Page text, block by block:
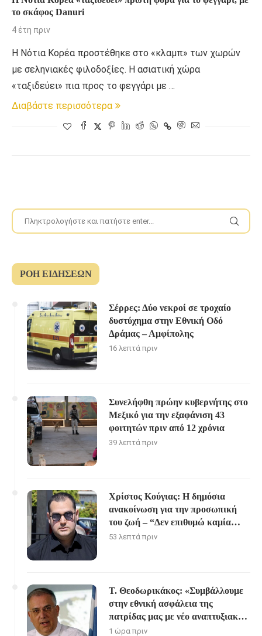
το σκάφος Danuri
4 έτη πριν
Η Νότια Κορέα προστέθηκε στο «κλαμπ» των χωρών
με σεληνιακές φιλοδοξίες. Η ασιατική χώρα
«ταξιδεύει» πια προς το φεγγάρι με …
Διαβάστε περισσότερα
ΡΟΉ ΕΙΔΉΣΕΩΝ
Σέρρες: Δύο νεκροί σε τροχαίο
δυστύχημα στην Εθνική Οδό
Δράμας – Αμφίπολης
16 λεπτά πριν
Συνελήφθη πρώην κυβερνήτης στο
Μεξικό για την εξαφάνιση 43
φοιτητών πριν από 12 χρόνια
39 λεπτά πριν
Χρίστος Κούγιας: Η δημόσια
ανακοίνωση για την προσωπική
του ζωή – “Δεν επιθυμώ καμία
ενασχόληση από τα ΜΜΕ”
53 λεπτά πριν
Τ. Θεοδωρικάκος: «Συμβάλλουμε
στην εθνική ασφάλεια της
πατρίδας μας με νέο αναπτυξιακό
καθεστώς για την Άμυνα»
1 ώρα πριν